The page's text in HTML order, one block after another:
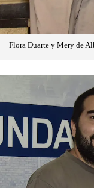
Flora Duarte y Mery de